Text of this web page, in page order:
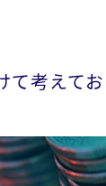
て考えて